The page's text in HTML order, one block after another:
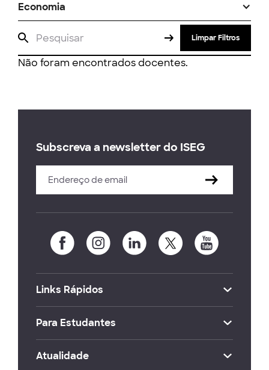
Economia
Limpar Filtros
Não foram encontrados docentes.
Subscreva a newsletter do ISEG
Links Rápidos
Para Estudantes
Atualidade